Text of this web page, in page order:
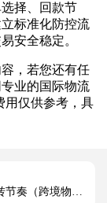
择、回款节
标准化防控流
安全稳定。
，若您还有任
业的国际物流
用仅供参考，具
跨境新品试水，走海运还是空运更贴合资金周转节奏（跨境物流干货知识分享）